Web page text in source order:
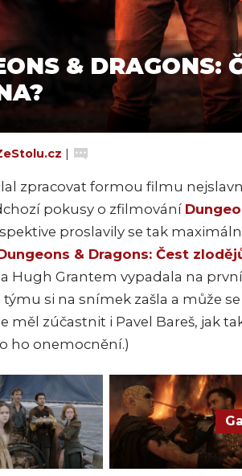
& DRAGONS:
|
zpracovat formou filmu
pokusy o zfilmování
proslavily se tak
& Dragons: Čest
Hugh Grantem vypadala na první
si na snímek zašla a může
měl zúčastnit i Pavel Bareš, jak
ho onemocnění.)